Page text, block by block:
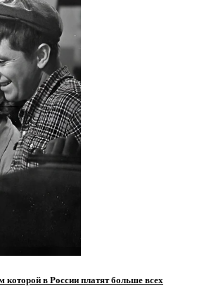
которой в России платят больше всех